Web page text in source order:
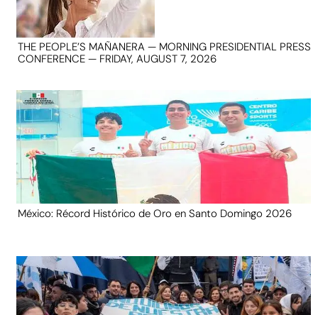
THE PEOPLE’S MAÑANERA — MORNING PRESIDENTIAL PRESS
CONFERENCE — FRIDAY, AUGUST 7, 2026
México: Récord Histórico de Oro en Santo Domingo 2026